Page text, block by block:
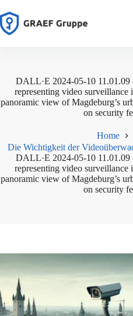
Inhalt
springen
DALL·E 2024-05-10 11.01.09
representing video surveillance
panoramic view of Magdeburg’s
on security
Home
Die Wichtigkeit der
DALL·E 2024-05-10 11.01.09
representing video surveillance
panoramic view of Magdeburg’s
on security